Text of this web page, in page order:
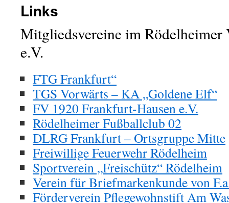
Links
Mitgliedsvereine im Rödelheimer
e.V.
FTG Frankfurt“
TGS Vorwärts – KA „Goldene Elf“
FV 1920 Frankfurt-Hausen e.V.
Rödelheimer Fußballclub 02
DLRG Frankfurt – Ortsgruppe Mitte
Freiwillige Feuerwehr Rödelheim
Sportverein „Freischütz“ Rödelheim
Verein für Briefmarkenkunde von
Förderverein Pflegewohnstift Am